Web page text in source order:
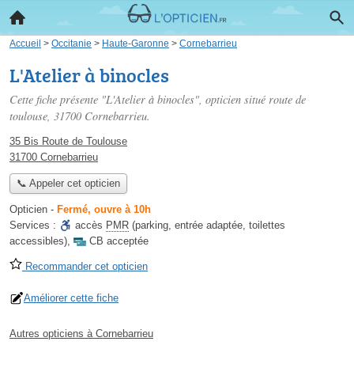
Accueil > Occitanie > Haute-Garonne > Cornebarrieu
L'Atelier à binocles
Cette fiche présente "L'Atelier à binocles", opticien situé route de
toulouse, 31700 Cornebarrieu.
35 Bis Route de Toulouse
31700 Cornebarrieu
📞 Appeler cet opticien
Opticien - Fermé, ouvre à 10h
Services :
accès PMR (parking, entrée adaptée, toilettes
accessibles), CB acceptée
Recommander cet opticien
Améliorer cette fiche
Autres opticiens à Cornebarrieu